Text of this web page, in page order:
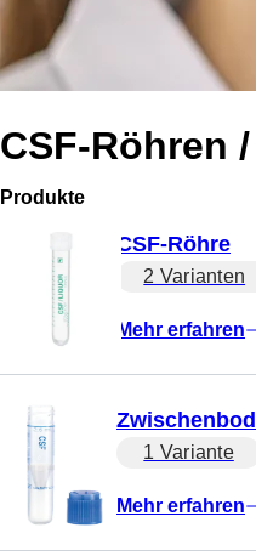
CSF-Röhren
Produkte
CSF-Röhre
2 Varianten
Mehr erfahren
1 Variante
Mehr erfahren